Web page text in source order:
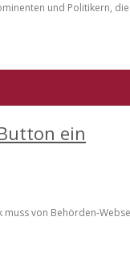
und Politikern,
ein
von Behörden-